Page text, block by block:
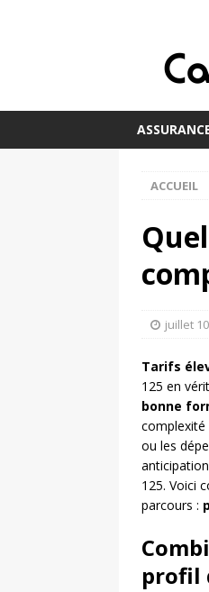
ACCUEIL
juillet
Tarifs
125 en
bonne
complexité
ou les
125. Voici
parcours :
profil